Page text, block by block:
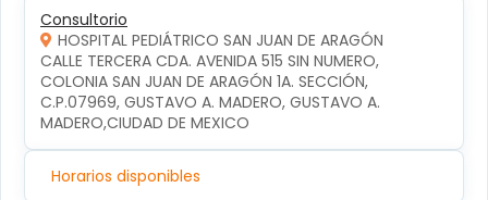
Consultorio
HOSPITAL PEDIÁTRICO SAN JUAN DE ARAGÓN
CALLE TERCERA CDA. AVENIDA 515 SIN NUMERO,
COLONIA SAN JUAN DE ARAGÓN 1A. SECCIÓN,
C.P.07969, GUSTAVO A. MADERO, GUSTAVO A.
MADERO,CIUDAD DE MEXICO
Horarios disponibles